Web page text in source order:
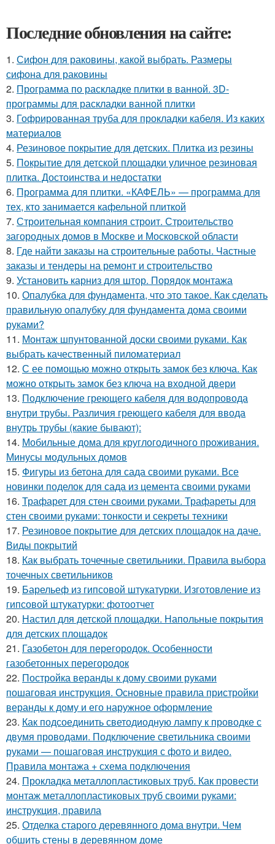
Последние обновления на сайте:
1. Сифон для раковины, какой выбрать. Размеры
сифона для раковины
2. Программа по раскладке плитки в ванной. 3D-
программы для раскладки ванной плитки
3. Гофрированная труба для прокладки кабеля. Из каких
материалов
4. Резиновое покрытие для детских. Плитка из резины
5. Покрытие для детской площадки уличное резиновая
плитка. Достоинства и недостатки
6. Программа для плитки. «КАФЕЛЬ» — программа для
тех, кто занимается кафельной плиткой
7. Строительная компания строит. Строительство
загородных домов в Москве и Московской области
8. Где найти заказы на строительные работы. Частные
заказы и тендеры на ремонт и строительство
9. Установить карниз для штор. Порядок монтажа
10. Опалубка для фундамента, что это такое. Как сделать
правильную опалубку для фундамента дома своими
руками?
11. Монтаж шпунтованной доски своими руками. Как
выбрать качественный пиломатериал
12. С ее помощью можно открыть замок без ключа. Как
можно открыть замок без ключа на входной двери
13. Подключение греющего кабеля для водопровода
внутри трубы. Различия греющего кабеля для ввода
внутрь трубы (какие бывают):
14. Мобильные дома для круглогодичного проживания.
Минусы модульных домов
15. Фигуры из бетона для сада своими руками. Все
новинки поделок для сада из цемента своими руками
16. Трафарет для стен своими руками. Трафареты для
стен своими руками: тонкости и секреты техники
17. Резиновое покрытие для детских площадок на даче.
Виды покрытий
18. Как выбрать точечные светильники. Правила выбора
точечных светильников
19. Барельеф из гипсовой штукатурки. Изготовление из
гипсовой штукатурки: фотоотчет
20. Настил для детской площадки. Напольные покрытия
для детских площадок
21. Газобетон для перегородок. Особенности
газобетонных перегородок
22. Постройка веранды к дому своими руками
пошаговая инструкция. Основные правила пристройки
веранды к дому и его наружное оформление
23. Как подсоединить светодиодную лампу к проводке с
двумя проводами. Подключение светильника своими
руками — пошаговая инструкция с фото и видео.
Правила монтажа + схема подключения
24. Прокладка металлопластиковых труб. Как провести
монтаж металлопластиковых труб своими руками:
инструкция, правила
25. Отделка старого деревянного дома внутри. Чем
обшить стены в деревянном доме